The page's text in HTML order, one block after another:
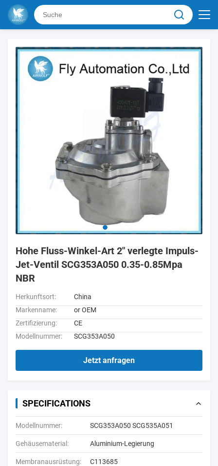
Hohe Fluss-Winkel-Art 2" verlegte Impuls-
Jet-Ventil SCG353A050 0.35-0.85Mpa
NBR
Herkunftsort:
China
Markenname:
or OEM
Zertifizierung:
CE
Modellnummer:
SCG353A050
Jetzt anfragen
SPECIFICATIONS
Modellnummer: SCG353A050 SCG535A051
Gehäusematerial: Aluminium-Legierung
Membranausrüstung: C113685